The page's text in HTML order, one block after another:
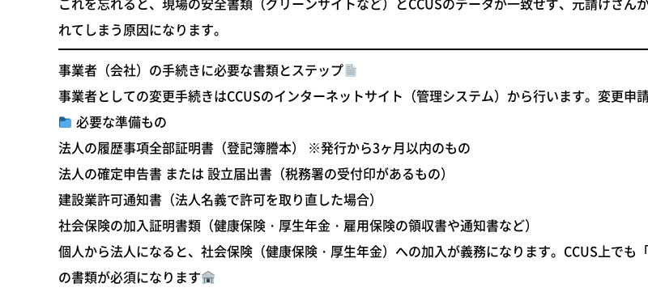
れてしまう原因になります。
事業者（会社）の手続きに必要な書類とステップ
事業者としての変更手続きはCCUSのインターネットサイト（管理システム）から行います。変更申
必要な準備もの
法人の履歴事項全部証明書（登記簿謄本）
※発行から3ヶ月以内のもの
法人の確定申告書 または設立届出書 （税務署の受付印があるもの）
建設業許可通知書 （法人名義で許可を取り直した場合）
社会保険の加入証明書類 （健康保険・厚生年金・雇用保険の領収書や通知書など）
個人から法人になると、 社会保険（健康保険・厚生年金）への加入が義務になります。CCUS上でも
の書類が必須になります